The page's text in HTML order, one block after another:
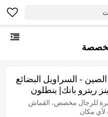
- السراويل البضائع
ريترو بانك| بنطلون
للرجال
للرجال مخصص، القماش
مكان